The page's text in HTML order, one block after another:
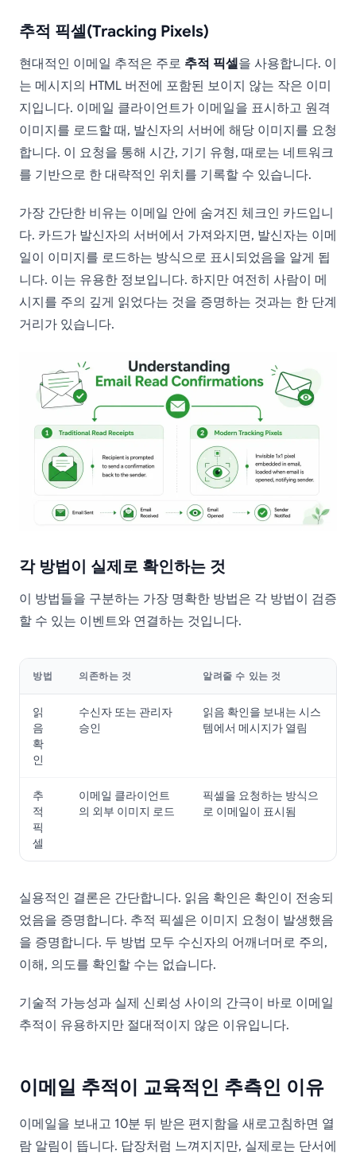
추적 픽셀(Tracking Pixels)
현대적인 이메일 추적은 주로 추적 픽셀을 사용합니다. 이
는 메시지의 HTML 버전에 포함된 보이지 않는 작은 이미
지입니다. 이메일 클라이언트가 이메일을 표시하고 원격
이미지를 로드할 때, 발신자의 서버에 해당 이미지를 요청
합니다. 이 요청을 통해 시간, 기기 유형, 때로는 네트워크
를 기반으로 한 대략적인 위치를 기록할 수 있습니다.
가장 간단한 비유는 이메일 안에 숨겨진 체크인 카드입니
다. 카드가 발신자의 서버에서 가져와지면, 발신자는 이메
일이 이미지를 로드하는 방식으로 표시되었음을 알게 됩
니다. 이는 유용한 정보입니다. 하지만 여전히 사람이 메
시지를 주의 깊게 읽었다는 것을 증명하는 것과는 한 단계
거리가 있습니다.
각 방법이 실제로 확인하는 것
이 방법들을 구분하는 가장 명확한 방법은 각 방법이 검증
할 수 있는 이벤트와 연결하는 것입니다.
방법 의존하는 것 알려줄 수 있는 것
읽
음
확
인
수신자 또는 관리자
승인
읽음 확인을 보내는 시스
템에서 메시지가 열림
추
적
픽
셀
이메일 클라이언트
의 외부 이미지 로드
픽셀을 요청하는 방식으
로 이메일이 표시됨
실용적인 결론은 간단합니다. 읽음 확인은 확인이 전송되
었음을 증명합니다. 추적 픽셀은 이미지 요청이 발생했음
을 증명합니다. 두 방법 모두 수신자의 어깨너머로 주의,
이해, 의도를 확인할 수는 없습니다.
기술적 가능성과 실제 신뢰성 사이의 간극이 바로 이메일
추적이 유용하지만 절대적이지 않은 이유입니다.
이메일 추적이 교육적인 추측인 이유
이메일을 보내고 10분 뒤 받은 편지함을 새로고침하면 열
람 알림이 뜹니다. 답장처럼 느껴지지만, 실제로는 단서에